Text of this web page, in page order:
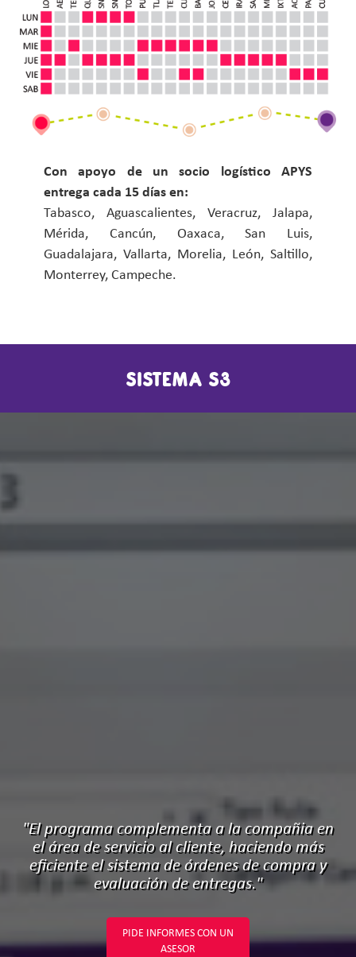
Con apoyo de un socio logístico APYS
entrega cada 15 días en:
Tabasco, Aguascalientes, Veracruz, Jalapa,
Mérida, Cancún, Oaxaca, San Luis,
Guadalajara, Vallarta, Morelia, León, Saltillo,
Monterrey, Campeche.
SISTEMA S3
"El programa complementa a la compañia en
el área de servicio al cliente, haciendo más
eficiente el sistema de órdenes de compra y
evaluación de entregas."
PIDE INFORMES CON UN
ASESOR